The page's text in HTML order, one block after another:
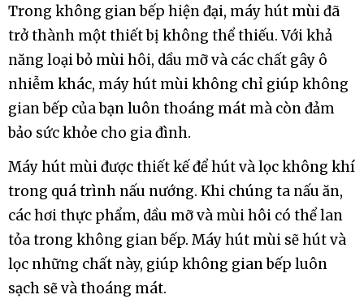
Trong không gian bếp hiện đại, máy hút mùi đã
trở thành một thiết bị không thể thiếu. Với khả
năng loại bỏ mùi hôi, dầu mỡ và các chất gây ô
nhiễm khác, máy hút mùi không chỉ giúp không
gian bếp của bạn luôn thoáng mát mà còn đảm
bảo sức khỏe cho gia đình.
Máy hút mùi được thiết kế để hút và lọc không khí
trong quá trình nấu nướng. Khi chúng ta nấu ăn,
các hơi thực phẩm, dầu mỡ và mùi hôi có thể lan
tỏa trong không gian bếp. Máy hút mùi sẽ hút và
lọc những chất này, giúp không gian bếp luôn
sạch sẽ và thoáng mát.